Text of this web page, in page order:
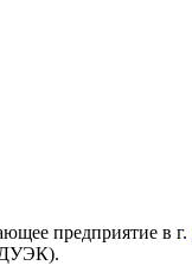
предприятие в г.